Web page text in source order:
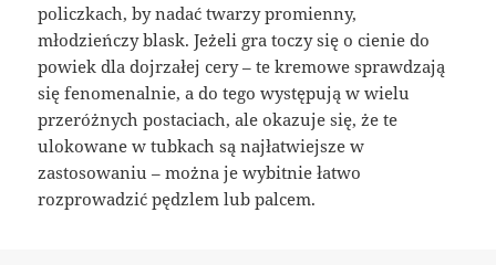
policzkach, by nadać twarzy promienny,
młodzieńczy blask. Jeżeli gra toczy się o cienie do
powiek dla dojrzałej cery – te kremowe sprawdzają
się fenomenalnie, a do tego występują w wielu
przeróżnych postaciach, ale okazuje się, że te
ulokowane w tubkach są najłatwiejsze w
zastosowaniu – można je wybitnie łatwo
rozprowadzić pędzlem lub palcem.